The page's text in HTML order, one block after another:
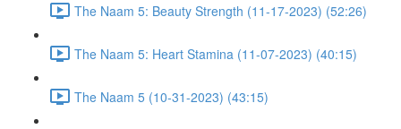
The Naam 5: Beauty Strength (11-17-2023) (52:26)
The Naam 5: Heart Stamina (11-07-2023) (40:15)
The Naam 5 (10-31-2023) (43:15)